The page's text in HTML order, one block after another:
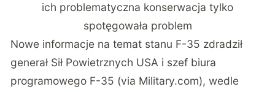
ich problematyczna konserwacja tylko
spotęgowała problem
Nowe informacje na temat stanu F-35 zdradził
generał Sił Powietrznych USA i szef biura
programowego F-35 (via Military.com), wedle